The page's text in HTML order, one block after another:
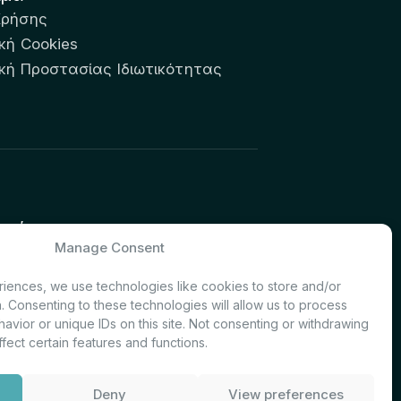
Manage Consent
we use technologies like cookies to store and/or
Consenting to these technologies will allow us to process
or unique IDs on this site. Not consenting or withdrawing
certain features and functions.
Deny View preferences
Cookies
Προστασίας Ιδιωτικότητας
Investor Relations – Τμήμα